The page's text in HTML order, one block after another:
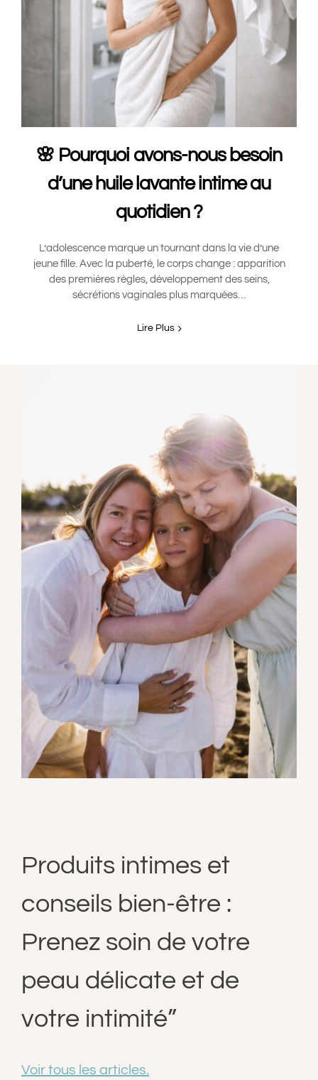
🌸 Pourquoi avons-nous besoin
d’une huile lavante intime au
quotidien ?
L’adolescence marque un tournant dans la vie d’une
jeune fille. Avec la puberté, le corps change : apparition
des premières règles, développement des seins,
sécrétions vaginales plus marquées…
Lire Plus
Produits intimes et
conseils bien-être :
Prenez soin de votre
peau délicate et de
votre intimité”
Voir tous les articles.